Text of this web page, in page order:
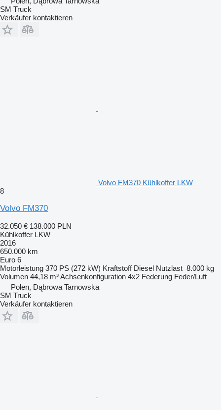
SM Truck
Verkäufer kontaktieren
Volvo FM370 Kühlkoffer LKW
8
Volvo FM370
32.050 € 138.000 PLN
Kühlkoffer LKW
2016
650.000 km
Euro 6
Motorleistung 370 PS (272 kW) Kraftstoff Diesel Nutzlast 8.000 kg
Volumen 44,18 m³Achsenkonfiguration 4x2 Federung Feder/Luft
Polen, Dąbrowa Tarnowska
SM Truck
Verkäufer kontaktieren